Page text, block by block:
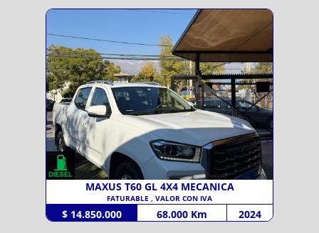
MAXUS T60 GL 4X4 MECANICA
FATURABLE , VALOR CON IVA
$ 14.850.000 68.000 Km 2024